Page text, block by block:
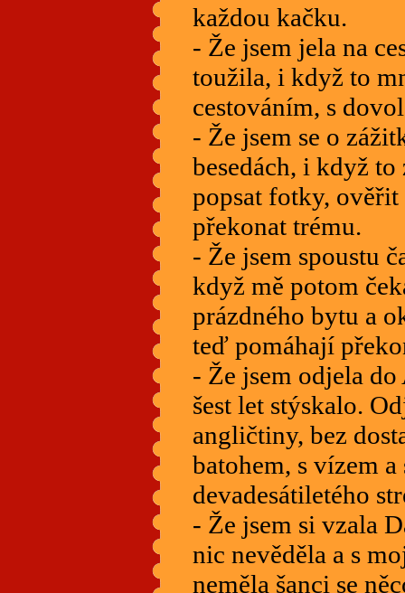
každou kačku.
- Že jsem jela na
toužila, i když to
cestováním, s
- Že jsem se o
besedách, i když
popsat fotky,
překonat trému.
- Že jsem spoustu
když mě potom
prázdného bytu a
teď pomáhají
- Že jsem odjela
šest let stýskalo.
angličtiny, bez
batohem, s vízem
devadesátiletého
- Že jsem si vzala
nic nevěděla a s
neměla šanci se